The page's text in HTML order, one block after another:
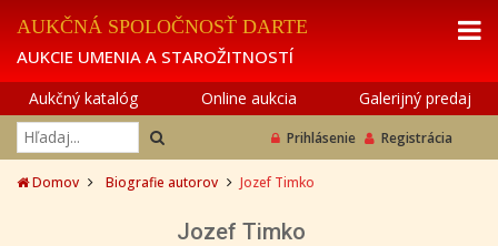
AUKČNÁ SPOLOČNOSŤ DARTE
AUKCIE UMENIA A STAROŽITNOSTÍ
Aukčný katalóg Online aukcia Galerijný predaj
Prihlásenie Registrácia
Domov Biografie autorov Jozef Timko
Jozef Timko